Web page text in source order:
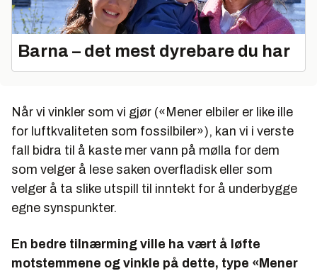
Barna – det mest dyrebare du har
Når vi vinkler som vi gjør («Mener elbiler er like ille
for luftkvaliteten som fossilbiler»), kan vi i verste
fall bidra til å kaste mer vann på mølla for dem
som velger å lese saken overfladisk eller som
velger å ta slike utspill til inntekt for å underbygge
egne synspunkter.
En bedre tilnærming ville ha vært å løfte
motstemmene og vinkle på dette, type «Mener